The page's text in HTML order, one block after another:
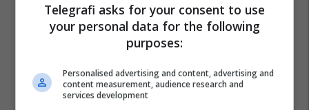
Telegrafi asks for your consent to use
your personal data for the following
purposes:
Personalised advertising and content, advertising and
content measurement, audience research and
services development